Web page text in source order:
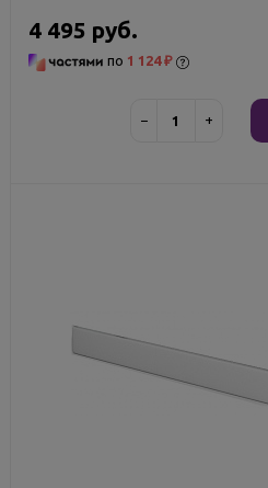
4 495 руб.
по 1 124 ₽
− +